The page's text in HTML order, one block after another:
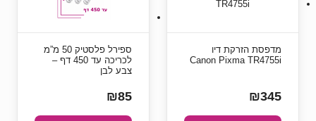
מדפסת הזרקת דיו
Canon Pixma TR4755i
₪345
ספירל פלסטיק 50 מ”מ
לכריכה עד 450 דף –
צבע לבן
₪85